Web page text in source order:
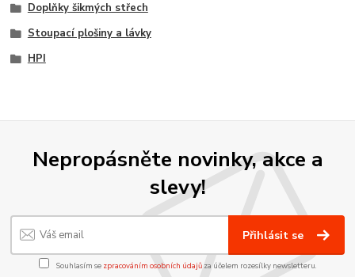
Doplňky šikmých střech
Stoupací plošiny a lávky
HPI
Nepropásněte novinky, akce a
slevy!
Přihlásit se
Souhlasím se zpracováním osobních údajůza účelem rozesílky newsletteru.